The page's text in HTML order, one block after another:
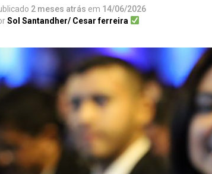
2 meses atrás em 14/06/2026
Sol Santandher/ Cesar ferreira